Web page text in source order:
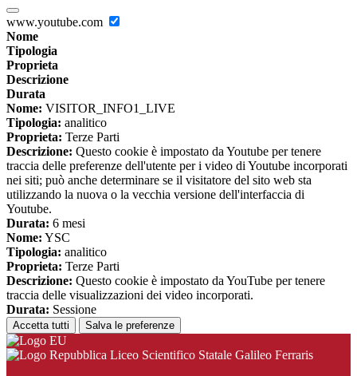
www.youtube.com
Nome
Tipologia
Proprieta
Descrizione
Durata
Nome: VISITOR_INFO1_LIVE
Tipologia: analitico
Proprieta: Terze Parti
Descrizione: Questo cookie è impostato da Youtube per tenere
traccia delle preferenze dell'utente per i video di Youtube incorporati
nei siti; può anche determinare se il visitatore del sito web sta
utilizzando la nuova o la vecchia versione dell'interfaccia di
Youtube.
Durata: 6 mesi
Nome: YSC
Tipologia: analitico
Proprieta: Terze Parti
Descrizione: Questo cookie è impostato da YouTube per tenere
traccia delle visualizzazioni dei video incorporati.
Durata: Sessione
Accetta tutti Salva le preferenze
Liceo Scientifico Statale Galileo Ferraris